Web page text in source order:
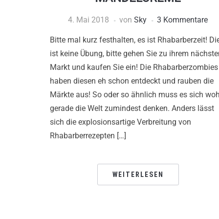
4. Mai 2018 von Sky 3 Kommentare
Bitte mal kurz festhalten, es ist Rhabarberzeit!
ist keine Übung, bitte gehen Sie zu ihrem
Markt und kaufen Sie ein! Die Rhabarberzombies
haben diesen eh schon entdeckt und rauben die
Märkte aus! So oder so ähnlich muss es sich
gerade die Welt zumindest denken. Anders lässt
sich die explosionsartige Verbreitung von
Rhabarberrezepten […]
WEITERLESEN